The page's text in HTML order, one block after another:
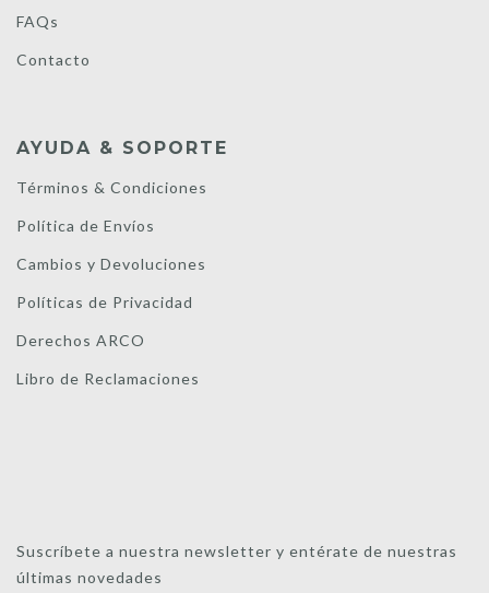
FAQs
Contacto
AYUDA & SOPORTE
Términos & Condiciones
Política de Envíos
Cambios y Devoluciones
Políticas de Privacidad
Derechos ARCO
Libro de Reclamaciones
Suscríbete a nuestra newsletter y entérate de nuestras
últimas novedades